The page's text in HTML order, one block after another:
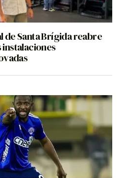
de Santa Brígida reabre
instalaciones